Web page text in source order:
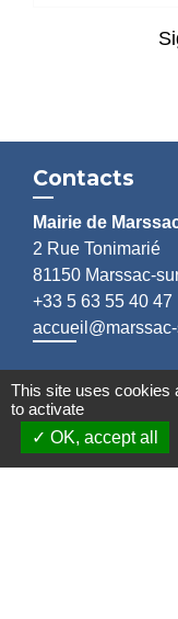
Contacts
Mairie de
2 Rue Tonimarié
81150 Marssac-
+33 5 63 55 40 47
Lien vers les
de chaque service
This site uses cookies
to activate
OK, accept all